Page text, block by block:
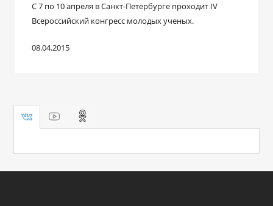
С 7 по 10 апреля в Санкт-Петербурге проходит IV
Всероссийский конгресс молодых ученых.
08.04.2015